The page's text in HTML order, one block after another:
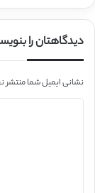
دیدگاهتان را
نشانی ایمیل شما